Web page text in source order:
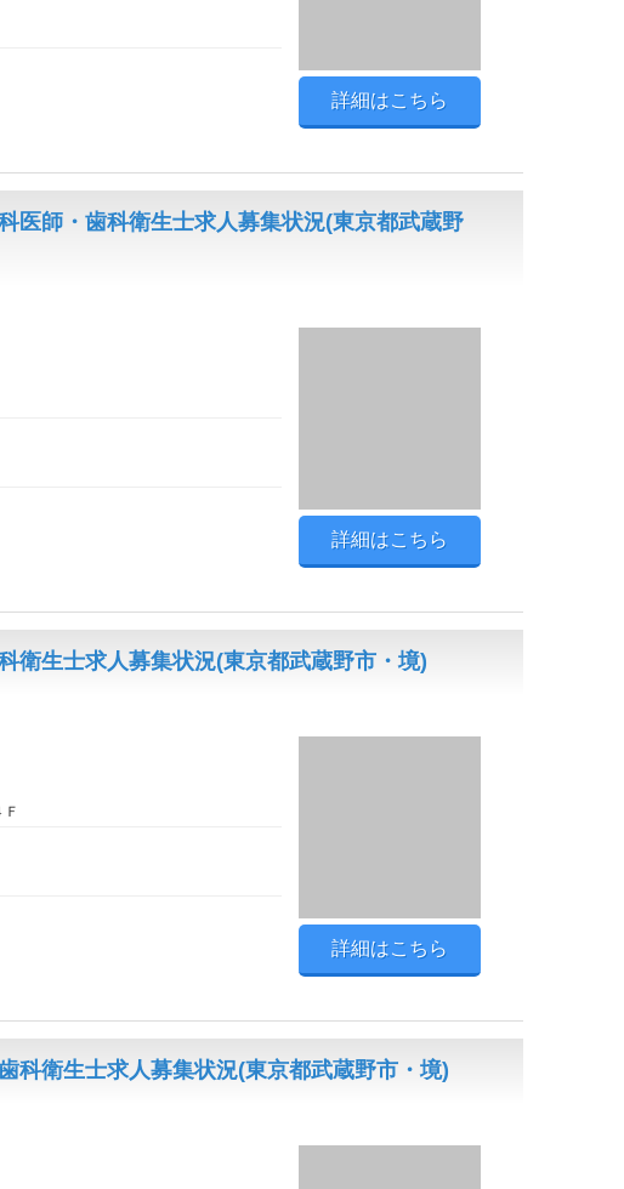
詳細はこちら
医師・歯科衛生士求人募集状況(東京都武蔵野
詳細はこちら
衛生士求人募集状況(東京都武蔵野市・境)
詳細はこちら
科衛生士求人募集状況(東京都武蔵野市・境)